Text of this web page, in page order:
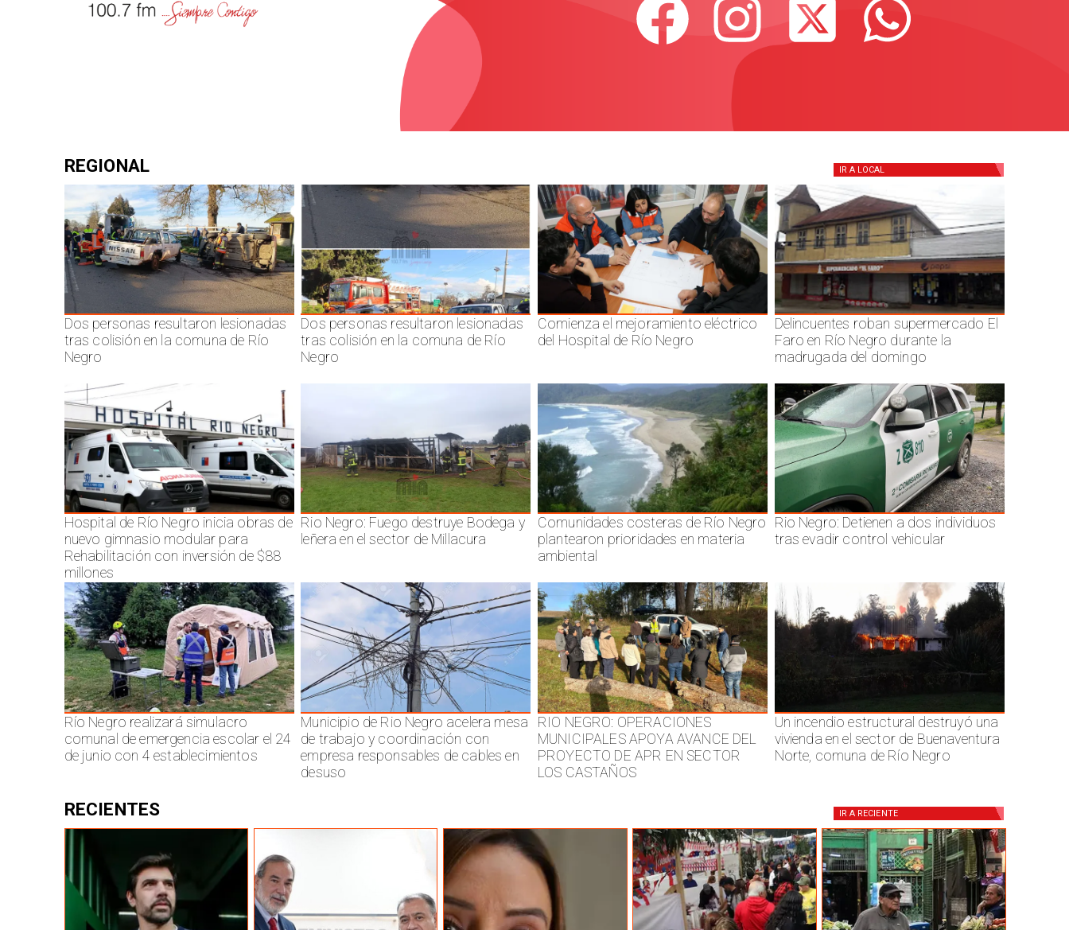
REGIONAL IR A LOCAL
Dos personas resultaron lesionadas
tras colisión en la comuna de Río
Negro
Dos personas resultaron lesionadas
tras colisión en la comuna de Río
Negro
Comienza el mejoramiento eléctrico
del Hospital de Río Negro
Delincuentes roban supermercado El
Faro en Río Negro durante la
madrugada del domingo
Hospital de Río Negro inicia obras de
nuevo gimnasio modular para
Rehabilitación con inversión de $88
millones
Rio Negro: Fuego destruye Bodega y
leñera en el sector de Millacura
Comunidades costeras de Río Negro
plantearon prioridades en materia
ambiental
Rio Negro: Detienen a dos individuos
tras evadir control vehicular
Río Negro realizará simulacro
comunal de emergencia escolar el 24
de junio con 4 establecimientos
Municipio de Rio Negro acelera mesa
de trabajo y coordinación con
empresa responsables de cables en
desuso
RIO NEGRO: OPERACIONES
MUNICIPALES APOYA AVANCE DEL
PROYECTO DE APR EN SECTOR
LOS CASTAÑOS
Un incendio estructural destruyó una
vivienda en el sector de Buenaventura
Norte, comuna de Río Negro
RECIENTES IR A RECIENTE